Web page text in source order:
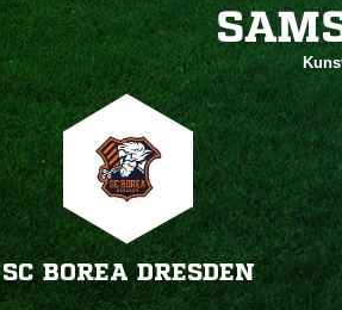
SC BOREA DRESDEN